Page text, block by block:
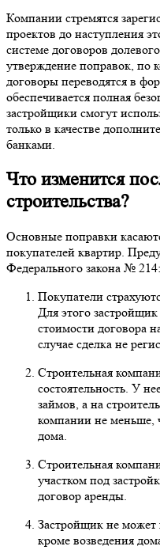
Компании стремятся
проектов до наступления
системе договоров
утверждение поправок, по
договоры переводятся в
обеспечивается полная
застройщики смогут
только в качестве
банками.
Что изменится
строительства?
Основные поправки
покупателей квартир.
Федерального закона № 214:
Покупатели
Для этого
стоимости договора
случае сделка не
Строительная
состоятельность. У
займов, а на
компании не меньше,
дома.
Строительная
участком под
договор аренды.
Застройщик не может
кроме возведения